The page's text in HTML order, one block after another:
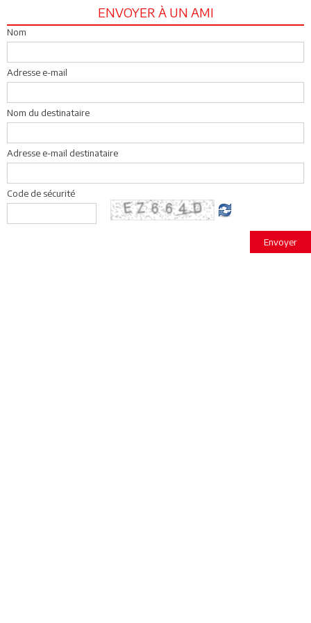
ENVOYER À UN AMI
Nom
Adresse e-mail
Nom du destinataire
Adresse e-mail destinataire
Code de sécurité
Envoyer